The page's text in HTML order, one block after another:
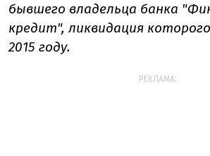
бывшего владельца банка
кредит", ликвидация
2015 году.
РЕКЛАМА: